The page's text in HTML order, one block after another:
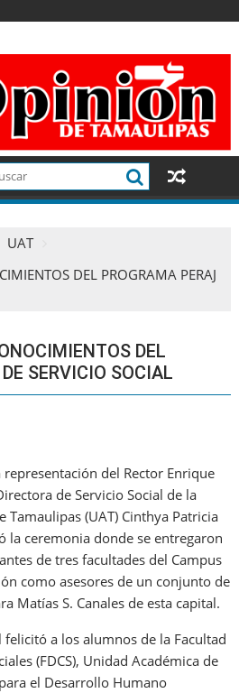
UAT
DEL PROGRAMA PERAJ
DEL
SERVICIO SOCIAL
representación del Rector Enrique
de Servicio Social de la
(UAT) Cinthya Patricia
la ceremonia donde se entregaron
de tres facultades del Campus
como asesores de un conjunto de
Matías S. Canales de esta capital.
felicitó a los alumnos de la Facultad
(FDCS), Unidad Académica de
el Desarrollo Humano